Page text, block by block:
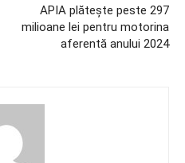
APIA plătește peste 297
milioane lei pentru motorina
aferentă anului 2024